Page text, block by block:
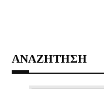
ΑΝΑΖΗΤΗΣΗ